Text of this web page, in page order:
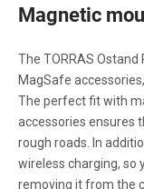
Magnetic
The TORRAS
MagSafe
The perfect fit with
accessories ensures
rough roads. In
wireless charging, so
removing it from the